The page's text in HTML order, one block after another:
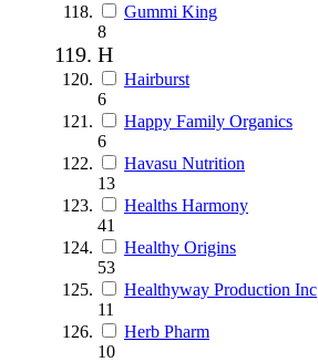
Gummi King
8
H
Hairburst
6
Happy Family Organics
6
Havasu Nutrition
13
Healths Harmony
41
Healthy Origins
53
Healthyway Production Inc
11
Herb Pharm
10